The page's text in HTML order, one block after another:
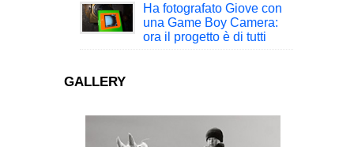
Ha fotografato Giove con
una Game Boy Camera:
ora il progetto è di tutti
GALLERY